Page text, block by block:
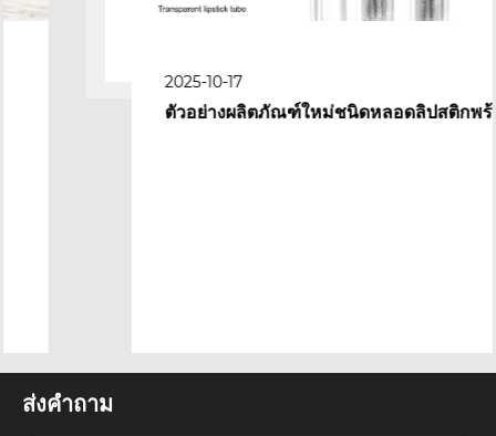
2025-10-17
ตัวอย่างผลิตภัณฑ์ใหม่ชนิดหลอดลิปสติกพร้อม
ส่งคำถาม